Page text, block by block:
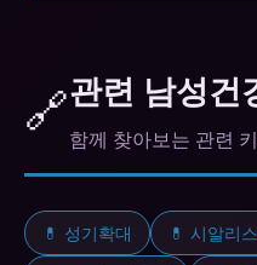
하는 것을 권장합니다.
🔗관련 남성건
함께 찾아보는 관련
💊 성기확대
💊 시알리